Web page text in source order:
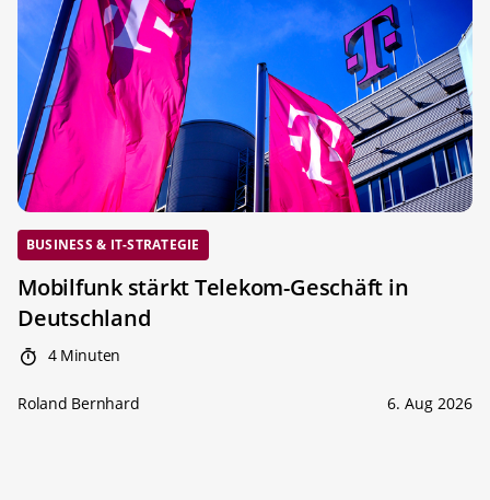
BUSINESS & IT-STRATEGIE
Mobilfunk stärkt Telekom-Geschäft in
Deutschland
4 Minuten
Roland Bernhard 6. Aug 2026